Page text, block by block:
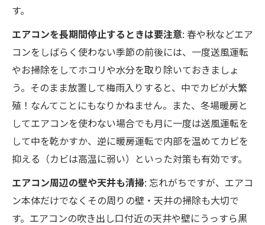
す。
エアコンを長期間停止するときは要注意: 春や秋などエア
コンをしばらく使わない季節の前後には、一度送風運転
やお掃除をしてホコリや水分を取り除いておきましょ
う。そのまま放置して梅雨入りすると、中でカビが大繁
殖！なんてことにもなりかねません。また、冬場暖房と
してエアコンを使わない場合でも月に一度は送風運転を
して中を乾かすか、逆に暖房運転で内部を温めてカビを
抑える（カビは高温に弱い）といった対策も有効です。
エアコン周辺の壁や天井も清掃: 忘れがちですが、エアコ
ン本体だけでなくその周りの壁・天井の掃除も大切で
す。エアコンの吹き出し口付近の天井や壁にうっすら黒